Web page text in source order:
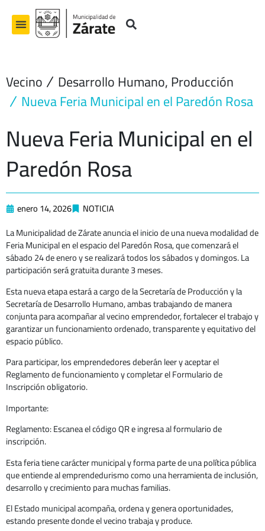
contenido
Vecino Desarrollo Humano,Producción
Nueva Feria Municipal en el Paredón Rosa
Nueva Feria Municipal en el
Paredón Rosa
enero 14, 2026
NOTICIA
La Municipalidad de Zárate anuncia el inicio de una nueva modalidad de
Feria Municipal en el espacio del Paredón Rosa, que comenzará el
sábado 24 de enero y se realizará todos los sábados y domingos. La
participación será gratuita durante 3 meses.
Esta nueva etapa estará a cargo de la Secretaría de Producción y la
Secretaría de Desarrollo Humano, ambas trabajando de manera
conjunta para acompañar al vecino emprendedor, fortalecer el trabajo y
garantizar un funcionamiento ordenado, transparente y equitativo del
espacio público.
Para participar, los emprendedores deberán leer y aceptar el
Reglamento de funcionamiento y completar el Formulario de
Inscripción obligatorio.
Importante:
Reglamento: Escanea el código QR e ingresa al formulario de
inscripción.
Esta feria tiene carácter municipal y forma parte de una política pública
que entiende al emprendedurismo como una herramienta de inclusión,
desarrollo y crecimiento para muchas familias.
El Estado municipal acompaña, ordena y genera oportunidades,
estando presente donde el vecino trabaja y produce.